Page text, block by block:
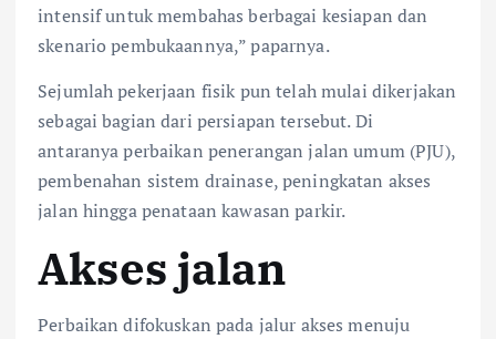
intensif untuk membahas berbagai kesiapan dan
skenario pembukaannya,” paparnya.
Sejumlah pekerjaan fisik pun telah mulai dikerjakan
sebagai bagian dari persiapan tersebut. Di
antaranya perbaikan penerangan jalan umum (PJU),
pembenahan sistem drainase, peningkatan akses
jalan hingga penataan kawasan parkir.
Akses jalan
Perbaikan difokuskan pada jalur akses menuju